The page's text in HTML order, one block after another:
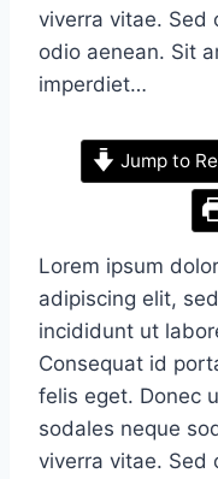
viverra vitae. Sed
odio aenean. Sit
imperdiet…
Jump to
Lorem ipsum
adipiscing elit,
incididunt ut
Consequat id
felis eget. Donec
sodales neque
viverra vitae. Sed